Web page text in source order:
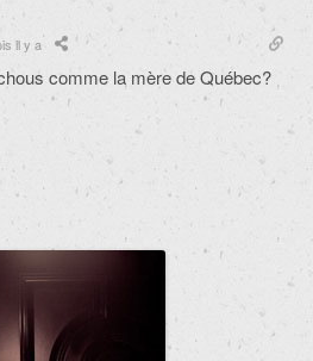
il y a
comme la mère de Québec?